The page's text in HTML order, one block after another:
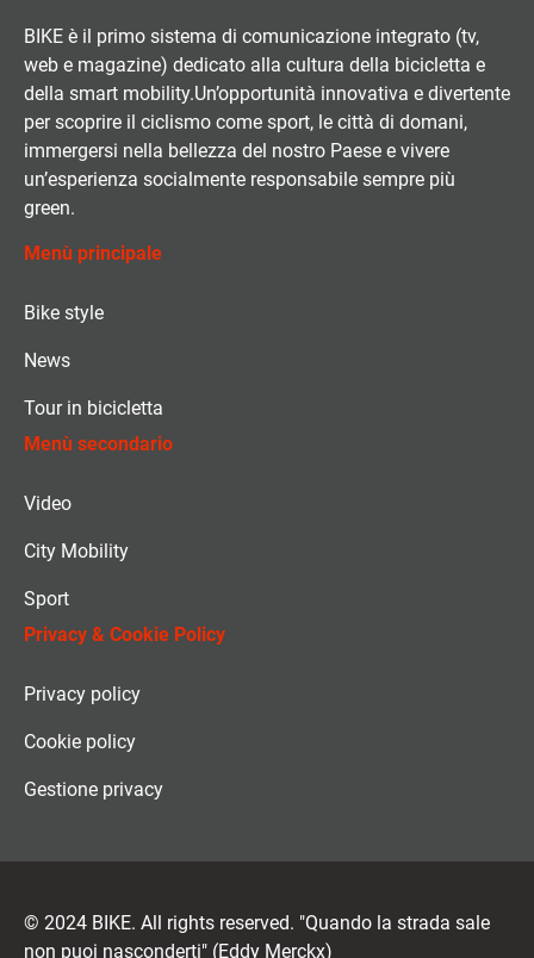
BIKE è il primo sistema di comunicazione integrato (tv,
web e magazine) dedicato alla cultura della bicicletta e
della smart mobility.Un’opportunità innovativa e divertente
per scoprire il ciclismo come sport, le città di domani,
immergersi nella bellezza del nostro Paese e vivere
un’esperienza socialmente responsabile sempre più
green.
Menù principale
Bike style
News
Tour in bicicletta
Menù secondario
Video
City Mobility
Sport
Privacy & Cookie Policy
Privacy policy
Cookie policy
Gestione privacy
© 2024 BIKE. All rights reserved. "Quando la strada sale
non puoi nasconderti" (Eddy Merckx)